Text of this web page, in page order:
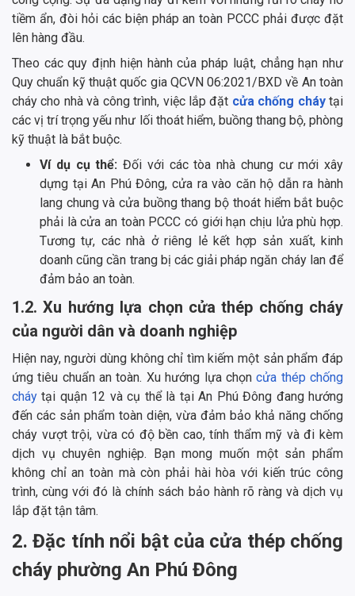
tiềm ẩn, đòi hỏi các biện pháp an toàn PCCC phải được đặt
lên hàng đầu.
Theo các quy định hiện hành của pháp luật, chẳng hạn như
Quy chuẩn kỹ thuật quốc gia QCVN 06:2021/BXD về An toàn
cháy cho nhà và công trình, việc lắp đặt cửa chống cháytại
các vị trí trọng yếu như lối thoát hiểm, buồng thang bộ, phòng
kỹ thuật là bắt buộc.
Ví dụ cụ thể: Đối với các tòa nhà chung cư mới xây
dựng tại An Phú Đông, cửa ra vào căn hộ dẫn ra hành
lang chung và cửa buồng thang bộ thoát hiểm bắt buộc
phải là cửa an toàn PCCC có giới hạn chịu lửa phù hợp.
Tương tự, các nhà ở riêng lẻ kết hợp sản xuất, kinh
doanh cũng cần trang bị các giải pháp ngăn cháy lan để
đảm bảo an toàn.
1.2. Xu hướng lựa chọn cửa thép chống cháy
của người dân và doanh nghiệp
Hiện nay, người dùng không chỉ tìm kiếm một sản phẩm đáp
ứng tiêu chuẩn an toàn. Xu hướng lựa chọncửa thép chống
cháy tại quận 12 và cụ thể là tại An Phú Đông đang hướng
đến các sản phẩm toàn diện, vừa đảm bảo khả năng chống
cháy vượt trội, vừa có độ bền cao, tính thẩm mỹ và đi kèm
dịch vụ chuyên nghiệp. Bạn mong muốn một sản phẩm
không chỉ an toàn mà còn phải hài hòa với kiến trúc công
trình, cùng với đó là chính sách bảo hành rõ ràng và dịch vụ
lắp đặt tận tâm.
2. Đặc tính nổi bật của cửa thép chống
cháy phường An Phú Đông